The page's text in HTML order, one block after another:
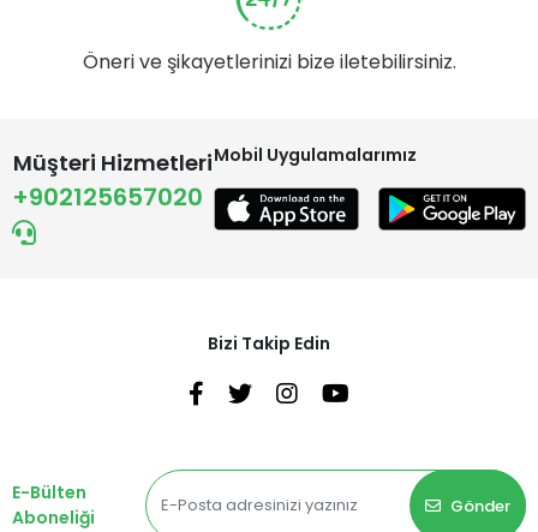
Öneri ve şikayetlerinizi bize iletebilirsiniz.
Müşteri Hizmetleri
+902125657020
Mobil Uygulamalarımız
Bizi Takip Edin
E-Bülten
Aboneliği
Gönder